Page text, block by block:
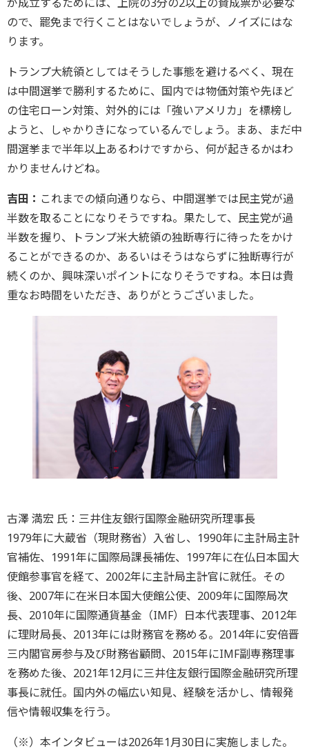
ので、罷免まで行くことはないでしょうが、ノイズにはな
ります。
トランプ大統領としてはそうした事態を避けるべく、現在
は中間選挙で勝利するために、国内では物価対策や先ほど
の住宅ローン対策、対外的には「強いアメリカ」を標榜し
ようと、しゃかりきになっているんでしょう。まあ、まだ中
間選挙まで半年以上あるわけですから、何が起きるかはわ
かりませんけどね。
吉田： これまでの傾向通りなら、中間選挙では民主党が過
半数を取ることになりそうですね。果たして、民主党が過
半数を握り、トランプ米大統領の独断専行に待ったをかけ
ることができるのか、あるいはそうはならずに独断専行が
続くのか、興味深いポイントになりそうですね。本日は貴
重なお時間をいただき、ありがとうございました。
古澤 満宏 氏：三井住友銀行国際金融研究所理事長
1979年に大蔵省（現財務省）入省し、1990年に主計局主計
官補佐、1991年に国際局課長補佐、1997年に在仏日本国大
使館参事官を経て、2002年に主計局主計官に就任。その
後、2007年に在米日本国大使館公使、2009年に国際局次
長、2010年に国際通貨基金（IMF）日本代表理事、2012年
に理財局長、2013年には財務官を務める。2014年に安倍晋
三内閣官房参与及び財務省顧問、2015年にIMF副専務理事
を務めた後、2021年12月に三井住友銀行国際金融研究所理
事長に就任。国内外の幅広い知見、経験を活かし、情報発
信や情報収集を行う。
（※）本インタビューは2026年1月30日に実施しました。